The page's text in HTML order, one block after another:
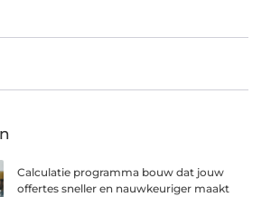
Calculatie programma bouw dat jouw
offertes sneller en nauwkeuriger maakt